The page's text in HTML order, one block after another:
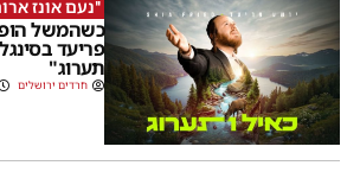
''נעם אונז
כשהמשל
פריעד
תערוג"
חרדים ירושלים